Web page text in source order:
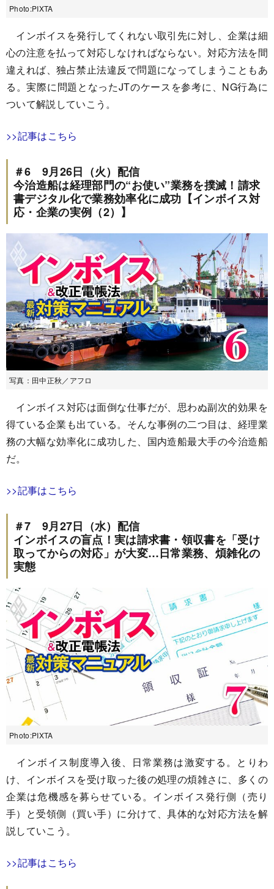
Photo:PIXTA
インボイスを発行してくれない取引先に対し、企業は細
心の注意を払って対応しなければならない。対応方法を間
違えれば、独占禁止法違反で問題になってしまうこともあ
る。実際に問題となったJTのケースを参考に、NG行為に
ついて解説していこう。
>>記事はこちら
＃6 9月26日（火）配信
今治造船は経理部門の“お使い”業務を撲滅！請求
書デジタル化で業務効率化に成功【インボイス対
応・企業の実例（2）】
写真：田中正秋／アフロ
インボイス対応は面倒な仕事だが、思わぬ副次的効果を
得ている企業も出ている。そんな事例の二つ目は、経理業
務の大幅な効率化に成功した、国内造船最大手の今治造船
だ。
>>記事はこちら
＃7 9月27日（水）配信
インボイスの盲点！実は請求書・領収書を「受け
取ってからの対応」が大変…日常業務、煩雑化の
実態
Photo:PIXTA
インボイス制度導入後、日常業務は激変する。とりわ
け、インボイスを受け取った後の処理の煩雑さに、多くの
企業は危機感を募らせている。インボイス発行側（売り
手）と受領側（買い手）に分けて、具体的な対応方法を解
説していこう。
>>記事はこちら